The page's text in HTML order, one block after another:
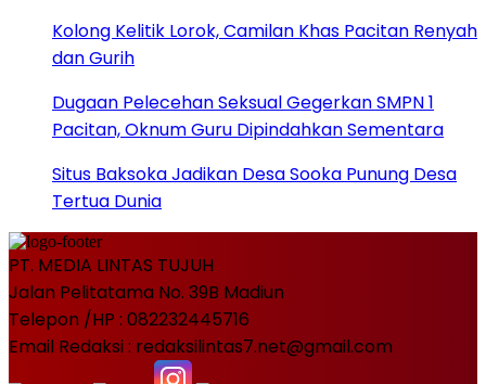
Kolong Kelitik Lorok, Camilan Khas Pacitan Renyah
dan Gurih
Dugaan Pelecehan Seksual Gegerkan SMPN 1
Pacitan, Oknum Guru Dipindahkan Sementara
Situs Baksoka Jadikan Desa Sooka Punung Desa
Tertua Dunia
PT. MEDIA LINTAS TUJUH
Jalan Pelitatama No. 39B Madiun
Telepon /HP : 082232445716
Email Redaksi : redaksilintas7.net@gmail.com